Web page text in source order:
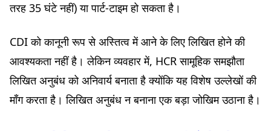
तरह 35 घंटे नहीं) या पार्ट-टाइम हो सकता है।
CDI को कानूनी रूप से अस्तित्व में आने के लिए लिखित होने की
आवश्यकता नहीं है। लेकिन व्यवहार में, HCR सामूहिक समझौता
लिखित अनुबंध को अनिवार्य बनाता है क्योंकि यह विशेष उल्लेखों की
माँग करता है। लिखित अनुबंध न बनाना एक बड़ा जोखिम उठाना है।